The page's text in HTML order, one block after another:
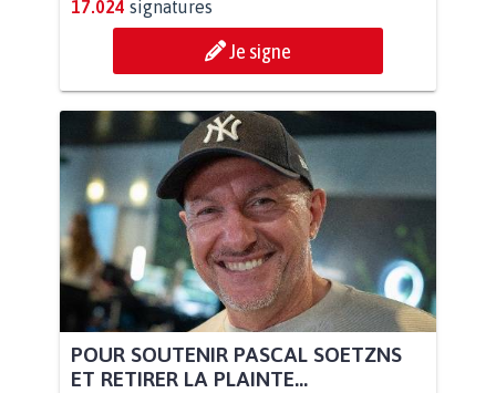
17.024 signatures
Je signe
POUR SOUTENIR PASCAL SOETZNS
ET RETIRER LA PLAINTE...